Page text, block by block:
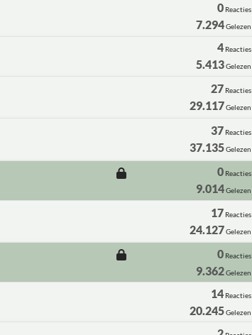
0 Reacties
7.294Gelezen
4 Reacties
5.413Gelezen
27 Reacties
29.117Gelezen
37 Reacties
37.135Gelezen
0 Reacties
9.014Gelezen
17 Reacties
24.127Gelezen
0 Reacties
9.362Gelezen
14 Reacties
20.245Gelezen